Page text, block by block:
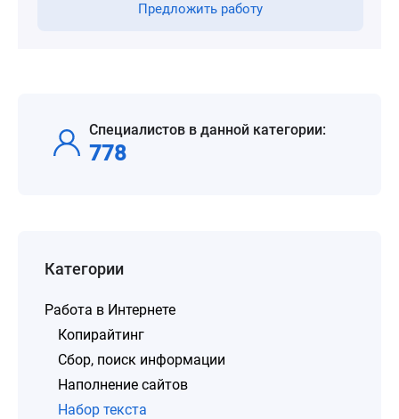
Предложить работу
Специалистов в данной категории:
778
Категории
Работа в Интернете
Копирайтинг
Сбор, поиск информации
Наполнение сайтов
Набор текста